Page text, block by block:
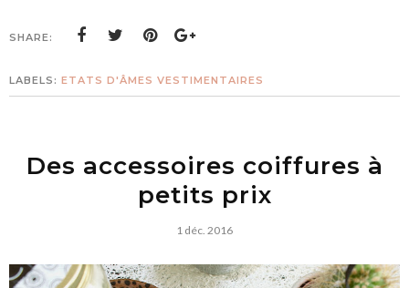
SHARE:
LABELS: ETATS D'ÂMES VESTIMENTAIRES
Des accessoires coiffures à
petits prix
1 déc. 2016